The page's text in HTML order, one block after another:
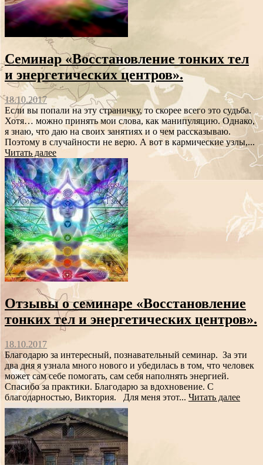
Семинар «Восстановление тонких тел
и энергетических центров».
18.10.2017
Если вы попали на эту страничку, то скорее всего это судьба.
Хотя… можно принять мои слова, как манипуляцию. Однако,
я знаю, что даю на своих занятиях и о чем рассказываю.
Поэтому в случайности не верю. А вот в кармические узлы,...
Читать далее
Отзывы о семинаре «Восстановление
тонких тел и энергетических центров».
18.10.2017
Благодарю за интересный, познавательный семинар. За эти
два дня я узнала много нового и убедилась в том, что человек
может сам себе помогать, сам себя наполнять энергией.
Спасибо за практики. Благодарю за вдохновение. С
благодарностью, Виктория. Для меня этот... Читать далее